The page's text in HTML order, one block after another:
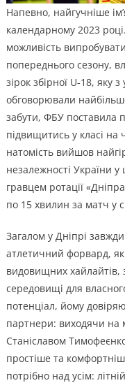
Напевно, найгучніше
календарному 2023
можливість
попереднього сезону,
зірок збірної U-18, яку
обговорювали
забути, ФБУ поставила
підвищитись у класі на
натомість вийшов
незалежності України у
гравцем ротації
по 15 хвилин за матч у
Загалом у Дніпрі
атлетичний форвард,
видовищних хайлайтів,
середовищі для
потенціал, йому
партнери: виходячи на
Станіславом
простіше та
потрібно над усім: